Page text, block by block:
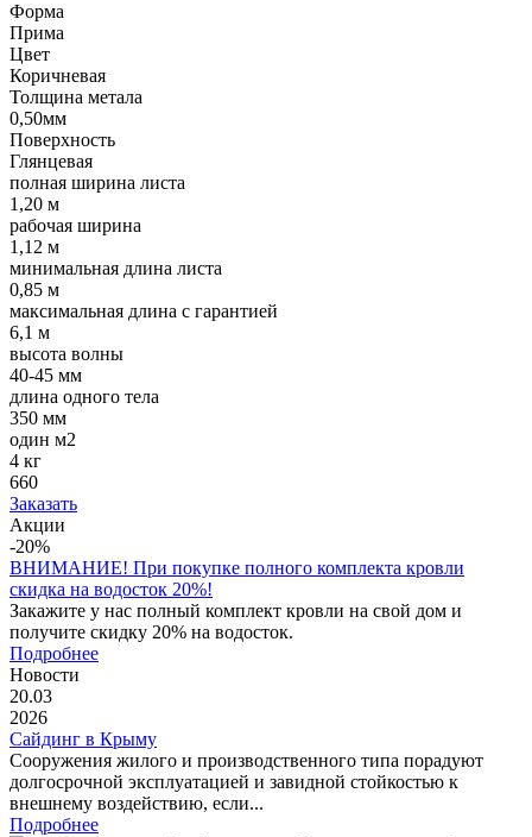
Форма
Прима
Цвет
Коричневая
Толщина метала
0,50мм
Поверхность
Глянцевая
полная ширина листа
1,20 м
рабочая ширина
1,12 м
минимальная длина листа
0,85 м
максимальная длина с гарантией
6,1 м
высота волны
40-45 мм
длина одного тела
350 мм
один м2
4 кг
660
Заказать
Акции
-20%
ВНИМАНИЕ! При покупке полного комплекта кровли
скидка на водосток 20%!
Закажите у нас полный комплект кровли на свой дом и
получите скидку 20% на водосток.
Подробнее
Новости
20.03
2026
Сайдинг в Крыму
Сооружения жилого и производственного типа порадуют
долгосрочной эксплуатацией и завидной стойкостью к
внешнему воздействию, если...
Подробнее